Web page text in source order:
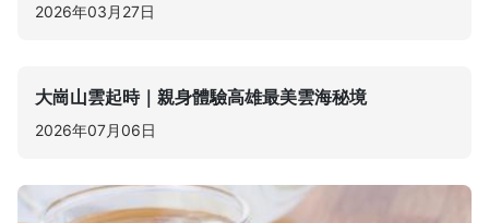
2026年03月27日
大崗山雲起時｜親身體驗高雄最美雲海秘境
2026年07月06日